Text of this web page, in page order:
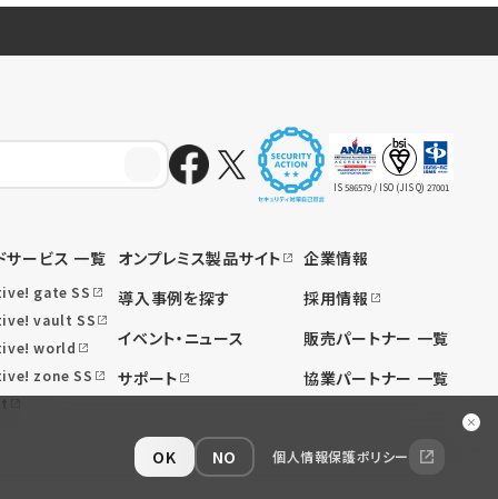
IS 586579 / ISO (JIS Q) 27001
サービス 一覧
gate SS
vault SS
world
zone SS
オンプレミス製品サイト
導入事例を探す
イベント・ニュース
サポート
企業情報
採用情報
販売パートナー 一覧
協業パートナー 一覧
OK NO 個人情報保護ポリシー